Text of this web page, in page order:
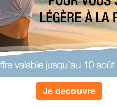
.... JeJe decouvre